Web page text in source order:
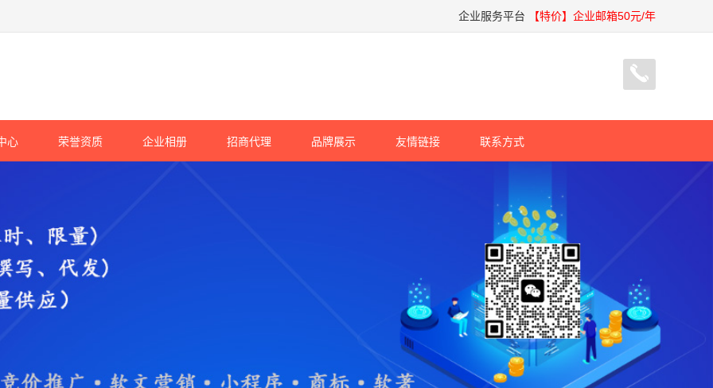
企业服务平台 【特价】企业邮箱50元/年
心 荣誉资质 企业相册 招商代理 品牌展示 友情链接 联系方式